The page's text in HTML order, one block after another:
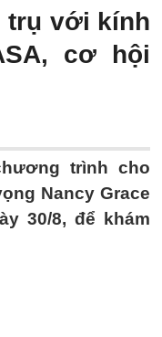
trụ với kính
cơ hội
trình cho
Nancy Grace
30/8, để khám